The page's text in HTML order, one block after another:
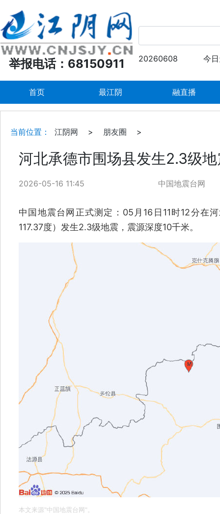
举报电话：68150911 20260608 今
首页 最江阴 融直播
当前位置： 江阴网 > 朋友圈 >
河北承德市围场县发生2.3级
2026-05-16 11:45 中国地震台网
中国地震台网正式测定：05月16日11时12分在
117.37度）发生2.3级地震，震源深度10千米。
本文来源"中国地震台网"。